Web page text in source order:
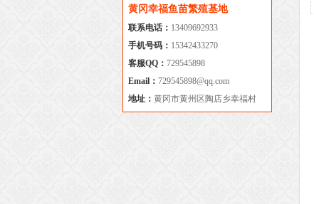
黄冈幸福鱼苗繁殖基地
联系电话： 13409692933
手机号码： 15342433270
客服QQ： 729545898
Email： 729545898@qq.com
地址： 黄冈市黄州区陶店乡幸福村